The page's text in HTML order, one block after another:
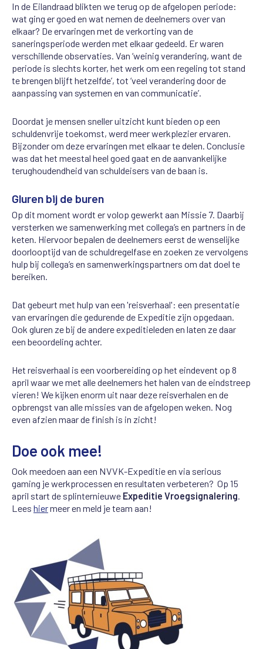
In de Eilandraad blikten we terug op de afgelopen periode:
wat ging er goed en wat nemen de deelnemers over van
elkaar? De ervaringen met de verkorting van de
saneringsperiode werden met elkaar gedeeld. Er waren
verschillende observaties. Van ‘weinig verandering, want de
periode is slechts korter, het werk om een regeling tot stand
te brengen blijft hetzelfde’, tot ‘veel verandering door de
aanpassing van systemen en van communicatie’.
Doordat je mensen sneller uitzicht kunt bieden op een
schuldenvrije toekomst, werd meer werkplezier ervaren.
Bijzonder om deze ervaringen met elkaar te delen. Conclusie
was dat het meestal heel goed gaat en de aanvankelijke
terughoudendheid van schuldeisers van de baan is.
Gluren bij de buren
Op dit moment wordt er volop gewerkt aan Missie 7. Daarbij
versterken we samenwerking met collega’s en partners in de
keten. Hiervoor bepalen de deelnemers eerst de wenselijke
doorlooptijd van de schuldregelfase en zoeken ze vervolgens
hulp bij collega’s en samenwerkingspartners om dat doel te
bereiken.
Dat gebeurt met hulp van een 'reisverhaal': een presentatie
van ervaringen die gedurende de Expeditie zijn opgedaan.
Ook gluren ze bij de andere expeditieleden en laten ze daar
een beoordeling achter.
Het reisverhaal is een voorbereiding op het eindevent op 8
april waar we met alle deelnemers het halen van de eindstreep
vieren! We kijken enorm uit naar deze reisverhalen en de
opbrengst van alle missies van de afgelopen weken. Nog
even afzien maar de finish is in zicht!
Doe ook mee!
Ook meedoen aan een NVVK-Expeditie en via serious
gaming je werkprocessen en resultaten verbeteren? Op 15
april start de splinternieuwe Expeditie Vroegsignalering.
Lees hiermeer en meld je team aan!